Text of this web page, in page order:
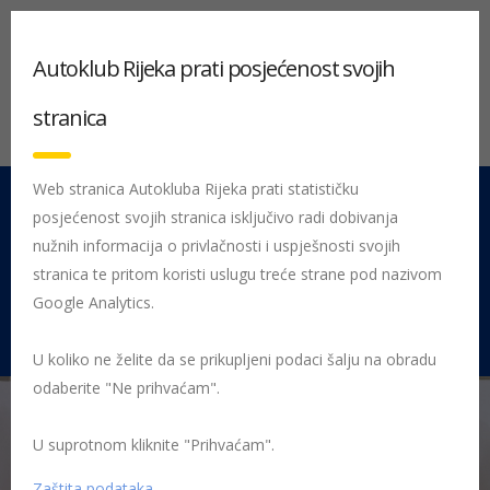
051 212 442 Centrala
Pon - Pet 08:00 - 16:00
Rujevica 9/1, 51000 Rijeka
Početna Posljednje objavljene novosti
Autoklub Rijeka prati posjećenost svojih
stranica
Web stranica Autokluba Rijeka prati statističku
posjećenost svojih stranica isključivo radi dobivanja
nužnih informacija o privlačnosti i uspješnosti svojih
stranica te pritom koristi uslugu treće strane pod nazivom
Google Analytics.
U koliko ne želite da se prikupljeni podaci šalju na obradu
odaberite "Ne prihvaćam".
U suprotnom kliknite "Prihvaćam".